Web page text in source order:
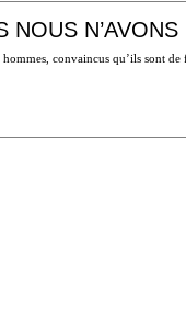
NOUS
hommes, convaincus qu’ils sont